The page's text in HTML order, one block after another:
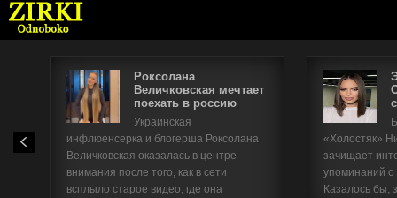
Роксолана
Величковская мечтает
поехать в россию
Украинская
инфлюенсерка и блогерша Роксолана
Величковская оказалась в центре
внимания после того, как в сети
всплыло старое видео, где она
«Холостяк»
зачищает
упоминаний
Казалось бы,
Имя